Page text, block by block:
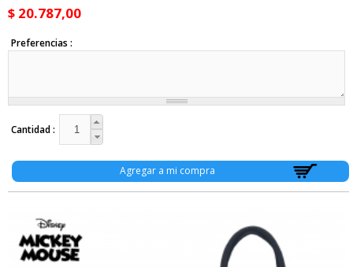
$ 20.787,00
Preferencias
Cantidad